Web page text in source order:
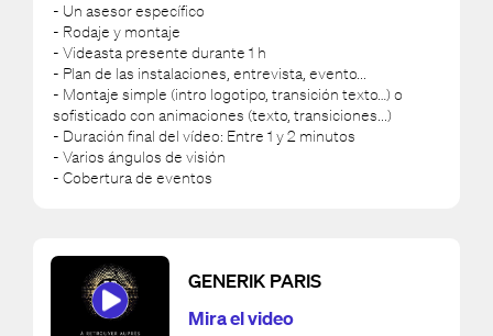
- Un asesor específico
- Rodaje y montaje
- Videasta presente durante 1 h
- Plan de las instalaciones, entrevista, evento...
- Montaje simple (intro logotipo, transición texto…) o
sofisticado con animaciones (texto, transiciones...)
- Duración final del vídeo: Entre 1 y 2 minutos
- Varios ángulos de visión
- Cobertura de eventos
GENERIK PARIS
Mira el video